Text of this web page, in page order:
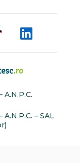
A.N.P.C.
– SAL